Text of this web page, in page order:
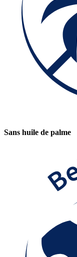
Sans huile de palme